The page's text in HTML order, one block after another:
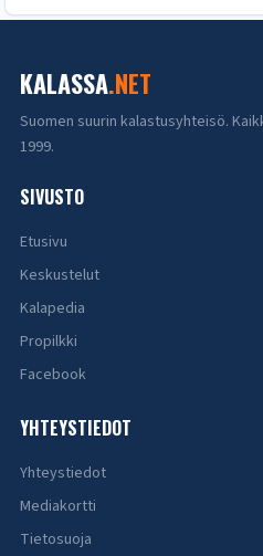
KALASSA.NET
Suomen suurin kalastusyhteisö.
1999.
SIVUSTO
Etusivu
Keskustelut
Kalapedia
Propilkki
Facebook
YHTEYSTIEDOT
Yhteystiedot
Mediakortti
Tietosuoja